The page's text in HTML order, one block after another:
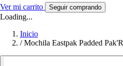
Ver mi carrito Seguir comprando
Loading...
Inicio
/ Mochila Eastpak Padded Pak'R